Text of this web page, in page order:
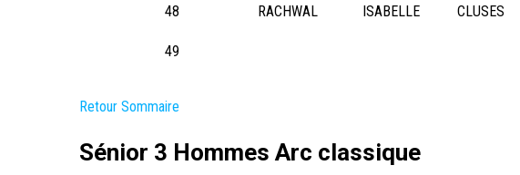
48 RACHWAL ISABELLE CLUSES
49
Retour Sommaire
Sénior 3 Hommes Arc classique